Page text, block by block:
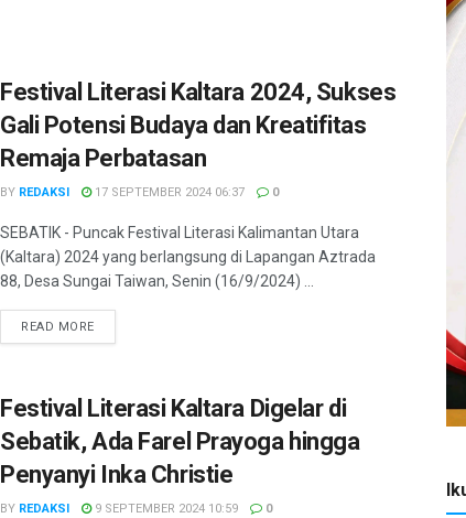
Festival Literasi Kaltara 2024, Sukses
Gali Potensi Budaya dan Kreatifitas
Remaja Perbatasan
BY REDAKSI 17 SEPTEMBER 2024 06:37 0
SEBATIK - Puncak Festival Literasi Kalimantan Utara
(Kaltara) 2024 yang berlangsung di Lapangan Aztrada
88, Desa Sungai Taiwan, Senin (16/9/2024) ...
READ MOREDETAILS
Festival Literasi Kaltara Digelar di
Sebatik, Ada Farel Prayoga hingga
Penyanyi Inka Christie
BY REDAKSI 9 SEPTEMBER 2024 10:59 0